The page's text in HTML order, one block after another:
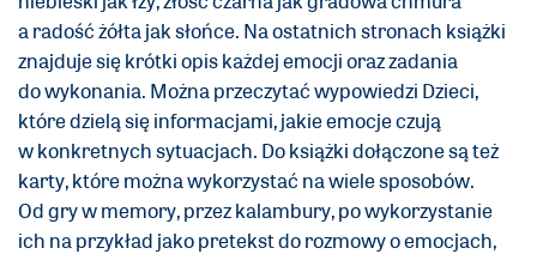
a radość żółta jak słońce. Na ostatnich stronach książki
znajduje się krótki opis każdej emocji oraz zadania
do wykonania. Można przeczytać wypowiedzi Dzieci,
które dzielą się informacjami, jakie emocje czują
w konkretnych sytuacjach. Do książki dołączone są też
karty, które można wykorzystać na wiele sposobów.
Od gry w memory, przez kalambury, po wykorzystanie
ich na przykład jako pretekst do rozmowy o emocjach,